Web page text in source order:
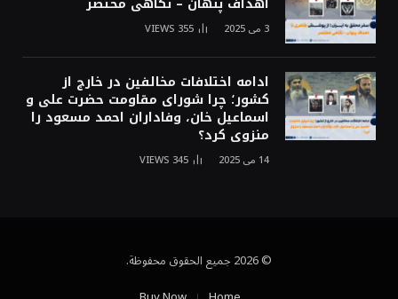
3 می 2025 355
VIEWS
ادامه اختلافات مخالفین در خارج از
کشور؛ چرا شورای مقاومت حضرت علی و
اسماعیل خان، وفاداران احمد مسعود را
منزوی کرد؟
14 می 2025 345
VIEWS
© 2026 جميع الحقوق محفوظة.